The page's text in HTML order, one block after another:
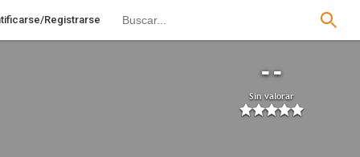
Registrarse
--
Sin valorar